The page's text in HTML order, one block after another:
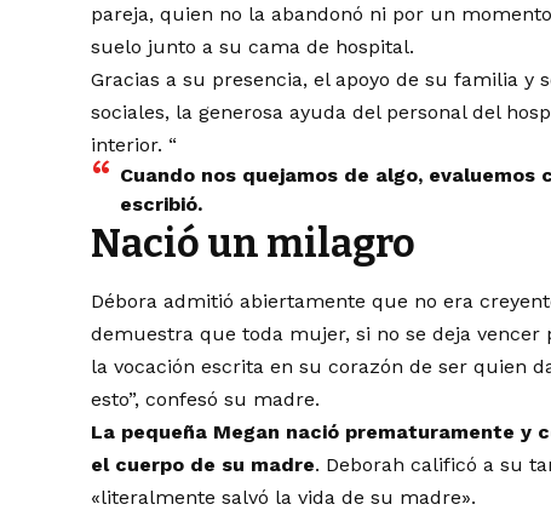
pareja, quien no la abandonó ni por un
suelo junto a su cama de hospital.
Gracias a su presencia, el apoyo de su familia y
sociales, la generosa ayuda del personal del
interior. “
Cuando nos quejamos de algo,
escribió.
Nació un milagro
Débora admitió abiertamente que no era
demuestra que toda mujer, si no se deja vencer
la vocación escrita en su corazón de ser quien
esto”, confesó su madre.
La pequeña Megan nació prematuramente y
el cuerpo de su madre. Deborah calificó a su
«literalmente salvó la vida de su madre».